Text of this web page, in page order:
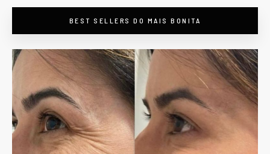
BEST SELLERS DO MAIS BONITA